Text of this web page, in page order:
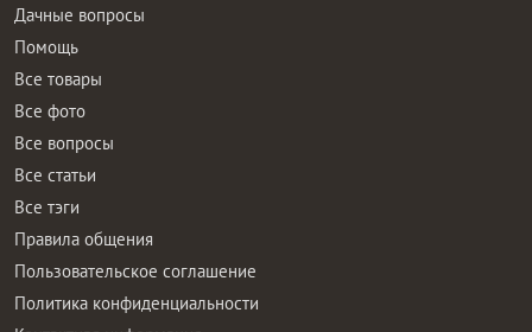
Дачные вопросы
Помощь
Все товары
Все фото
Все вопросы
Все статьи
Все тэги
Правила общения
Пользовательское соглашение
Политика конфиденциальности